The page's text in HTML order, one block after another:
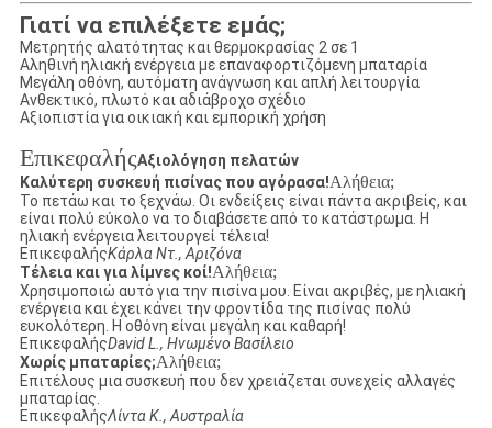
Γιατί να επιλέξετε εμάς;
Μετρητής αλατότητας και θερμοκρασίας 2 σε 1
Αληθινή ηλιακή ενέργεια με επαναφορτιζόμενη μπαταρία
Μεγάλη οθόνη, αυτόματη ανάγνωση και απλή λειτουργία
Ανθεκτικό, πλωτό και αδιάβροχο σχέδιο
Αξιοπιστία για οικιακή και εμπορική χρήση
ΕπικεφαλήςΑξιολόγηση πελατών
Καλύτερη συσκευή πισίνας που αγόρασα!Αλήθεια;
Το πετάω και το ξεχνάω. Οι ενδείξεις είναι πάντα ακριβείς, και
είναι πολύ εύκολο να το διαβάσετε από το κατάστρωμα. Η
ηλιακή ενέργεια λειτουργεί τέλεια!
ΕπικεφαλήςΚάρλα Ντ., Αριζόνα
Τέλεια και για λίμνες κοί!Αλήθεια;
Χρησιμοποιώ αυτό για την πισίνα μου. Είναι ακριβές, με ηλιακή
ενέργεια και έχει κάνει την φροντίδα της πισίνας πολύ
ευκολότερη. Η οθόνη είναι μεγάλη και καθαρή!
ΕπικεφαλήςDavid L., Ηνωμένο Βασίλειο
Χωρίς μπαταρίες;Αλήθεια;
Επιτέλους μια συσκευή που δεν χρειάζεται συνεχείς αλλαγές
μπαταρίας.
ΕπικεφαλήςΛίντα Κ., Αυστραλία